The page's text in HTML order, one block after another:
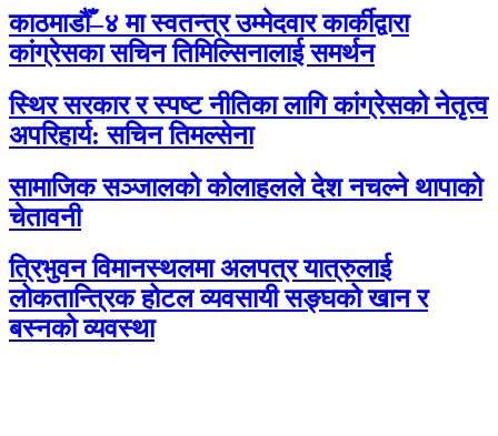
काठमाडौँ–४ मा स्वतन्त्र उम्मेदवार कार्कीद्वारा
कांग्रेसका सचिन तिमिल्सिनालाई समर्थन
स्थिर सरकार र स्पष्ट नीतिका लागि कांग्रेसको नेतृत्व
अपरिहार्य: सचिन तिमल्सेना
सामाजिक सञ्जालको कोलाहलले देश नचल्ने थापाको
चेतावनी
त्रिभुवन विमानस्थलमा अलपत्र यात्रुलाई
लोकतान्त्रिक होटल व्यवसायी सङ्घको खान र
बस्नको व्यवस्था